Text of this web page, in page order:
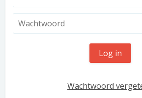
Log in
Wachtwoord